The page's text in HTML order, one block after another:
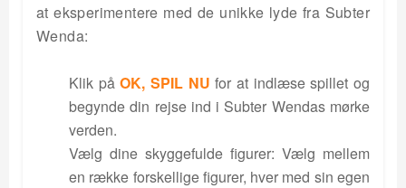
at eksperimentere med de unikke lyde fra Subter
Wenda:
Klik påOK, SPIL NU for at indlæse spillet og
begynde din rejse ind i Subter Wendas mørke
verden.
Vælg dine skyggefulde figurer: Vælg mellem
en række forskellige figurer, hver med sin egen